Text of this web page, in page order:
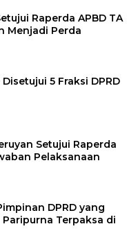
Raperda APBD TA
Menjadi Perda
5 Fraksi DPRD
Setujui Raperda
Pelaksanaan
DPRD yang
Paripurna Terpaksa di